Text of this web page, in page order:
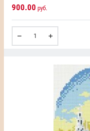
900.00 руб.